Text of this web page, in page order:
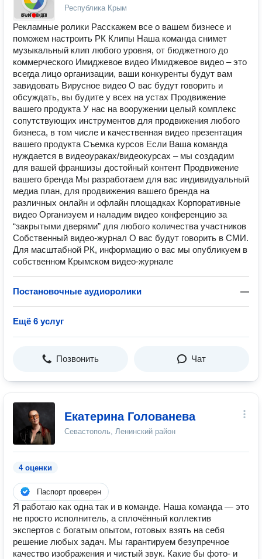
Республика Крым
Рекламные ролики Расскажем все о вашем бизнесе и
поможем настроить РК Клипы Наша команда снимет
музыкальный клип любого уровня, от бюджетного до
коммерческого Имиджевое видео Имиджевое видео – это
всегда лицо организации, ваши конкуренты будут вам
завидовать Вирусное видео О вас будут говорить и
обсуждать, вы будите у всех на устах Продвижение
вашего продукта У нас на вооружении целый комплекс
сопутствующих инструментов для продвижения любого
бизнеса, в том числе и качественная видео презентация
вашего продукта Съемка курсов Если Ваша команда
нуждается в видеоураках/видеокурсах – мы создадим
для вашей франшизы достойный контент Продвижение
вашего бренда Мы разработаем для вас индивидуальный
медиа план, для продвижения вашего бренда на
различных онлайн и офлайн площадках Корпоративные
видео Организуем и наладим видео конференцию за
“закрытыми дверями” для любого количества участников
Собственный видео-журнал О вас будут говорить в СМИ.
Для масштабной РК, информацию о вас мы опубликуем в
собственном Крымском видео-журнале
Постановочные аудиоролики —
Ещё 6 услуг
Позвонить Чат
Екатерина Голованева
Севастополь, Ленинский район
4 оценки
Паспорт проверен
Я работаю как одна так и в команде. Наша команда — это
не просто исполнитель, а сплочённый коллектив
экспертов с богатым опытом, готовых взять на себя
решение любых задач. Мы гарантируем безупречное
качество изображения и чистый звук. Какие бы фото- и